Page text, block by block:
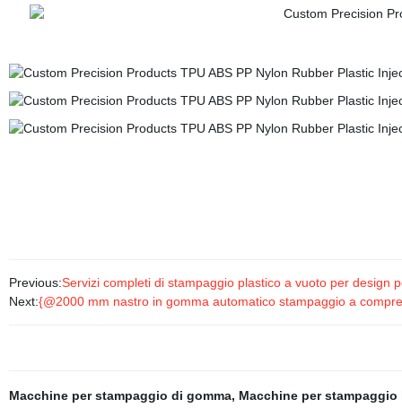
Previous:Servizi completi di stampaggio plastico a vuoto per design
Next:{@2000 mm nastro in gomma automatico stampaggio a
Macchine per stampaggio di gomma, Macchine per stampaggio